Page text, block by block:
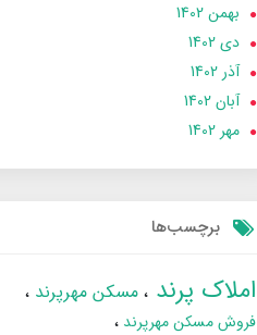
بهمن 1402
دی 1402
آذر 1402
آبان 1402
مهر 1402
برچسب‌ها
املاک پرند مسکن مهرپرند
فروش مسکن مهرپرند